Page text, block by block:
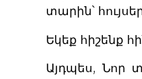
տարին՝
Եկեք հիշենք
Այդպես, Նոր